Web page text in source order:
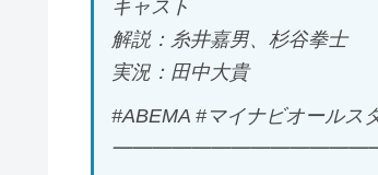
キャスト
解説：糸井嘉男、杉谷拳士
実況：田中大貴
#ABEMA #マイナビオールス